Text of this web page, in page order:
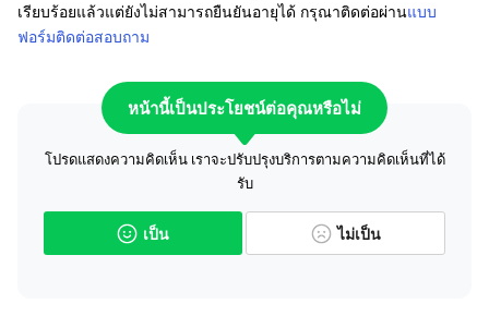
เรียบร้อยแล้วแต่ยังไม่สามารถยืนยันอายุได้ กรุณาติดต่อผ่านแบบ
ฟอร์มติดต่อสอบถาม
หน้านี้เป็นประโยชน์ต่อคุณหรือไม่
โปรดแสดงความคิดเห็น เราจะปรับปรุงบริการตามความคิดเห็นที่ได้
รับ
เป็น ไม่เป็น